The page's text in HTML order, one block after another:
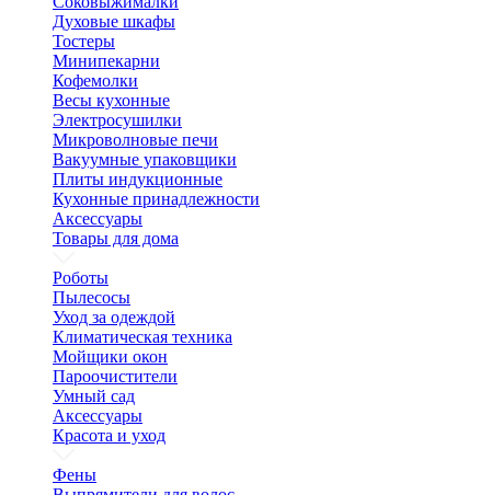
Духовые шкафы
Тостеры
Минипекарни
Кофемолки
Весы кухонные
Электросушилки
Микроволновые печи
Вакуумные упаковщики
Плиты индукционные
Кухонные принадлежности
Аксессуары
Товары для дома
Роботы
Пылесосы
Уход за одеждой
Климатическая техника
Мойщики окон
Пароочистители
Умный сад
Аксессуары
Красота и уход
Фены